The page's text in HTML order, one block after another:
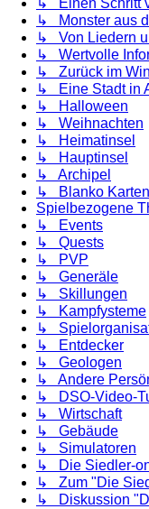
↳ Einen Schritt
↳ Monster aus
↳ Von Liedern
↳ Wertvolle
↳ Zurück im
↳ Eine Stadt in
↳ Halloween
↳ Weihnachten
↳ Heimatinsel
↳ Hauptinsel
↳ Archipel
↳ Blanko Karten
Spielbezogene
↳ Events
↳ Quests
↳ PVP
↳ Generäle
↳ Skillungen
↳ Kampfysteme
↳
↳ Entdecker
↳ Geologen
↳ Andere
↳ DSO-Video-
↳ Wirtschaft
↳ Gebäude
↳ Simulatoren
↳ Die Siedler-
↳ Zum "Die
↳ Diskussion